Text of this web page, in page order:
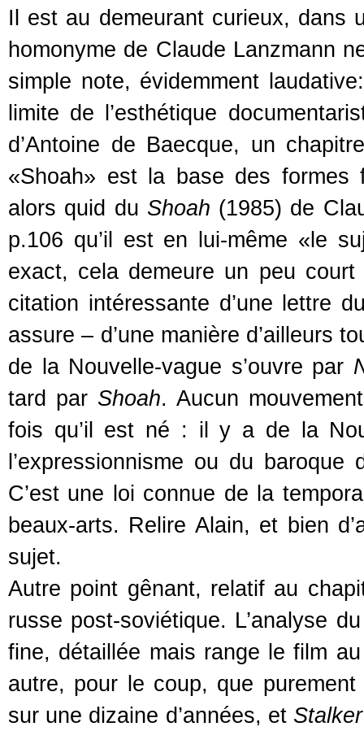
Il est au demeurant curieux, dans
homonyme de Claude Lanzmann
simple note, évidemment
limite de l’esthétique
d’Antoine de Baecque, un
«Shoah» est la base des formes
alors quid du Shoah (1985) de
p.106 qu’il est en lui-même «le
exact, cela demeure un peu
citation intéressante d’une lettre
assure – d’une manière d’ailleurs
de la Nouvelle-vague s’ouvre par
tard par Shoah. Aucun
fois qu’il est né : il y a de la
l’expressionnisme ou du
C’est une loi connue de la
beaux-arts. Relire Alain, et bien
sujet.
Autre point gênant, relatif au
russe post-soviétique. L’analyse
fine, détaillée mais range le film
autre, pour le coup, que
sur une dizaine d’années, et Stalker